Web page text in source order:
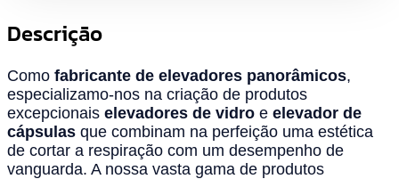
Descrição
Como fabricante de elevadores panorâmicos,
especializamo-nos na criação de produtos
excepcionais elevadores de vidro e elevador de
cápsulas que combinam na perfeição uma estética
de cortar a respiração com um desempenho de
vanguarda. A nossa vasta gama de produtos